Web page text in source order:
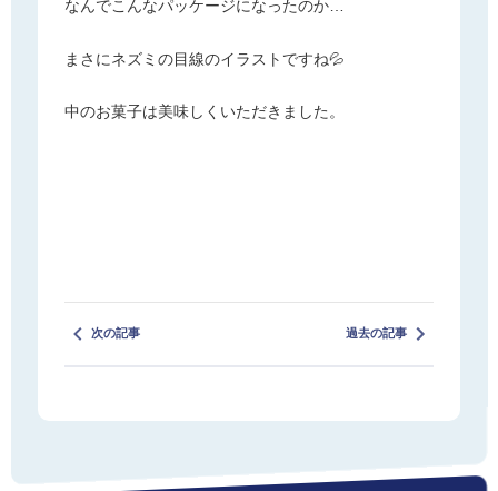
なんでこんなパッケージになったのか…
まさにネズミの目線のイラストですね💦
中のお菓子は美味しくいただきました。
次の記事 過去の記事